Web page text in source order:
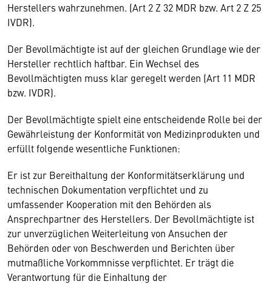
Herstellers wahrzunehmen. (Art 2 Z 32 MDR bzw. Art 2 Z 25
IVDR).
Der Bevollmächtigte ist auf der gleichen Grundlage wie der
Hersteller rechtlich haftbar. Ein Wechsel des
Bevollmächtigten muss klar geregelt werden (Art 11 MDR
bzw. IVDR).
Der Bevollmächtigte spielt eine entscheidende Rolle bei der
Gewährleistung der Konformität von Medizinprodukten und
erfüllt folgende wesentliche Funktionen:
Er ist zur Bereithaltung der Konformitätserklärung und
technischen Dokumentation verpflichtet und zu
umfassender Kooperation mit den Behörden als
Ansprechpartner des Herstellers. Der Bevollmächtigte ist
zur unverzüglichen Weiterleitung von Ansuchen der
Behörden oder von Beschwerden und Berichten über
mutmaßliche Vorkommnisse verpflichtet. Er trägt die
Verantwortung für die Einhaltung der